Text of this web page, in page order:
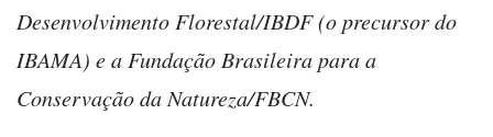
Desenvolvimento Florestal/IBDF (o precursor do
IBAMA) e a Fundação Brasileira para a
Conservação da Natureza/FBCN.